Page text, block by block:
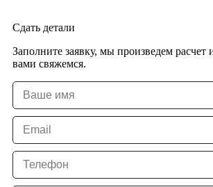
Сдать детали
Заполните заявку, мы произведем расчет
вами свяжемся.